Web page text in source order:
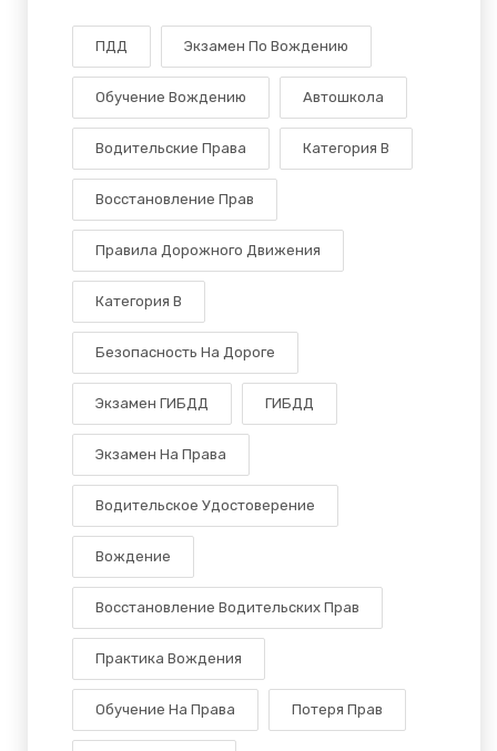
ПДД Экзамен По Вождению
Обучение Вождению Автошкола
Водительские Права Категория В
Восстановление Прав
Правила Дорожного Движения
Категория B
Безопасность На Дороге
Экзамен ГИБДД ГИБДД
Экзамен На Права
Водительское Удостоверение
Вождение
Восстановление Водительских Прав
Практика Вождения
Обучение На Права Потеря Прав